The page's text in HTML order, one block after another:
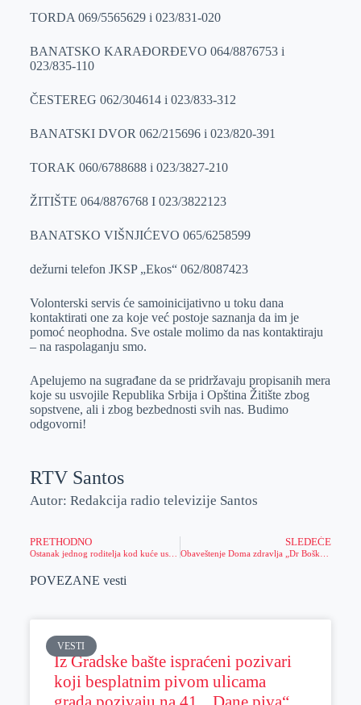
TORDA 069/5565629 i 023/831-020
BANATSKO KARAĐORĐEVO 064/8876753 i
023/835-110
ČESTEREG 062/304614 i 023/833-312
BANATSKI DVOR 062/215696 i 023/820-391
TORAK 060/6788688 i 023/3827-210
ŽITIŠTE 064/8876768 I 023/3822123
BANATSKO VIŠNJIĆEVO 065/6258599
dežurni telefon JKSP „Ekos“ 062/8087423
Volonterski servis će samoinicijativno u toku dana
kontaktirati one za koje već postoje saznanja da im je
pomoć neophodna. Sve ostale molimo da nas kontaktiraju
– na raspolaganju smo.
Apelujemo na sugrađane da se pridržavaju propisanih mera
koje su usvojile Republika Srbija i Opština Žitište zbog
sopstvene, ali i zbog bezbednosti svih nas. Budimo
odgovorni!
RTV Santos
Autor: Redakcija radio televizije Santos
PRETHODNO
Ostanak jednog roditelja kod kuće uskoro moguć
SLEDEĆE
POVEZANE vesti
VESTI
Iz Gradske bašte ispraćeni pozivari
koji besplatnim pivom ulicama